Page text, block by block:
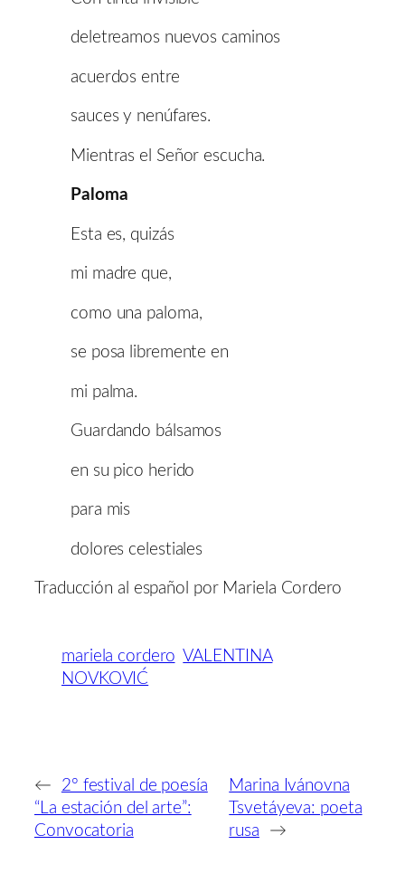
deletreamos nuevos caminos
acuerdos entre
sauces y nenúfares.
Mientras el Señor escucha.
Paloma
Esta es, quizás
mi madre que,
como una paloma,
se posa libremente en
mi palma.
Guardando bálsamos
en su pico herido
para mis
dolores celestiales
Traducción al español por Mariela Cordero
mariela cordero VALENTINA
NOVKOVIĆ
←
2º festival de poesía
“La estación del arte”:
Convocatoria
Marina Ivánovna
Tsvetáyeva: poeta
rusa
→